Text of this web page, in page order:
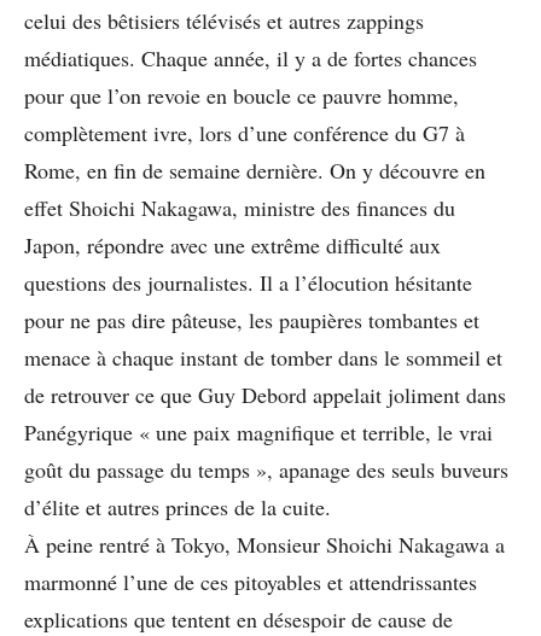
celui des bêtisiers télévisés et autres zappings
médiatiques. Chaque année, il y a de fortes chances
pour que l’on revoie en boucle ce pauvre homme,
complètement ivre, lors d’une conférence du G7 à
Rome, en fin de semaine dernière. On y découvre en
effet Shoichi Nakagawa, ministre des finances du
Japon, répondre avec une extrême difficulté aux
questions des journalistes. Il a l’élocution hésitante
pour ne pas dire pâteuse, les paupières tombantes et
menace à chaque instant de tomber dans le sommeil et
de retrouver ce que Guy Debord appelait joliment dans
Panégyrique « une paix magnifique et terrible, le vrai
goût du passage du temps », apanage des seuls buveurs
d’élite et autres princes de la cuite.
À peine rentré à Tokyo, Monsieur Shoichi Nakagawa a
marmonné l’une de ces pitoyables et attendrissantes
explications que tentent en désespoir de cause de